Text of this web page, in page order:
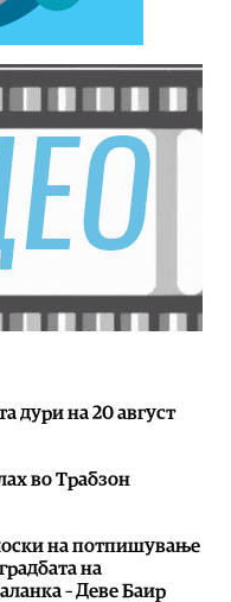
дури на 20 август
во Трабзон
на потпишување
на
– Деве Баир